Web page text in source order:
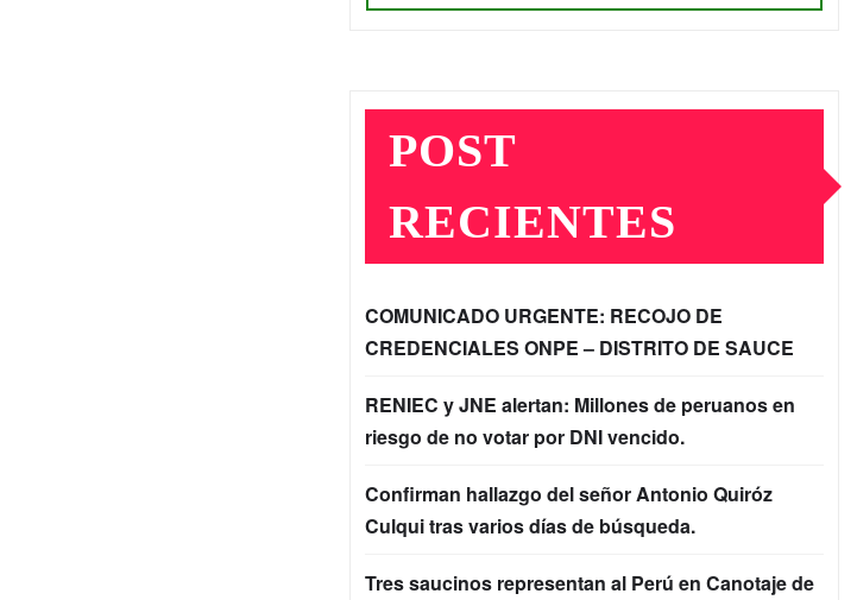
POST
RECIENTES
COMUNICADO URGENTE: RECOJO DE
CREDENCIALES ONPE – DISTRITO DE SAUCE
RENIEC y JNE alertan: Millones de peruanos en
riesgo de no votar por DNI vencido.
Confirman hallazgo del señor Antonio Quiróz
Culqui tras varios días de búsqueda.
Tres saucinos representan al Perú en Canotaje de